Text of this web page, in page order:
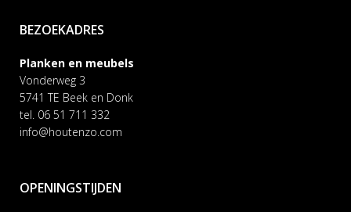
BEZOEKADRES
Planken en meubels
Vonderweg 3
5741 TE Beek en Donk
tel. 06 51 711 332
info@houtenzo.com
OPENINGSTIJDEN